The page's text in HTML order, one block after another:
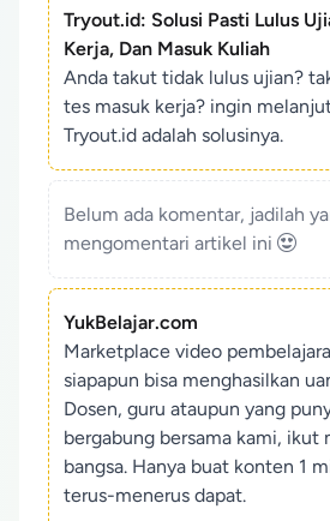
Tryout.id: Solusi Pasti Lulus
Kerja, Dan Masuk Kuliah
Anda takut tidak lulus ujian?
tes masuk kerja? ingin
Tryout.id adalah solusinya.
Belum ada komentar, jadilah
mengomentari artikel ini
YukBelajar.com
Marketplace video
siapapun bisa menghasilkan
Dosen, guru ataupun yang
bergabung bersama kami, ikut
bangsa. Hanya buat konten 1
terus-menerus dapat.